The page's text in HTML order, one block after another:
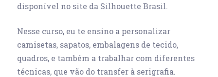
disponível no site da Silhouette Brasil.
Nesse curso, eu te ensino a personalizar
camisetas, sapatos, embalagens de tecido,
quadros, e também a trabalhar com diferentes
técnicas, que vão do transfer à serigrafia.